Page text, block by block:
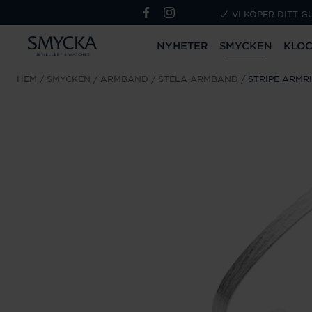
VI KÖPER DITT
NYHETER SMYCKEN
HEM SMYCKEN ARMBAND STELA ARMBAND STRIPE